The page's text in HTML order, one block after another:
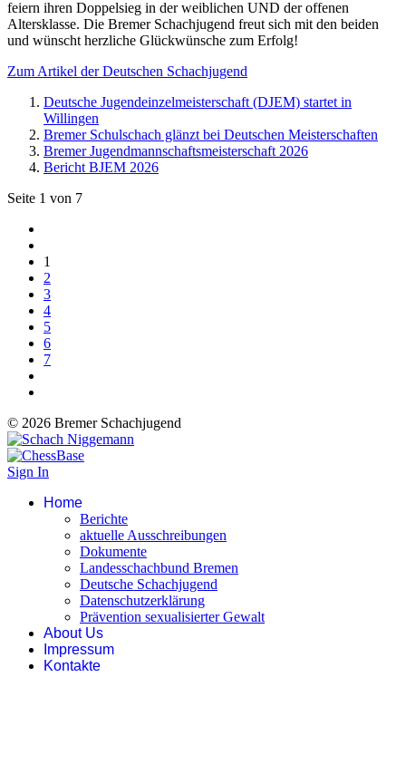
feiern ihren Doppelsieg in der weiblichen UND der offenen
Altersklasse. Die Bremer Schachjugend freut sich mit den beiden
und wünscht herzliche Glückwünsche zum Erfolg!
Zum Artikel der Deutschen Schachjugend
Deutsche Jugendeinzelmeisterschaft (DJEM) startet in
Willingen
Bremer Schulschach glänzt bei Deutschen Meisterschaften
Bremer Jugendmannschaftsmeisterschaft 2026
Bericht BJEM 2026
Seite 1 von 7
1
2
3
4
5
6
7
© 2026 Bremer Schachjugend
Sign In
Home
Berichte
aktuelle Ausschreibungen
Dokumente
Landesschachbund Bremen
Deutsche Schachjugend
Datenschutzerklärung
Prävention sexualisierter Gewalt
About Us
Impressum
Kontakte